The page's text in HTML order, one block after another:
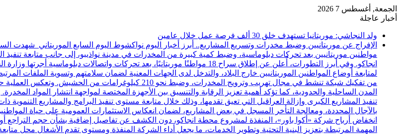
الجمعة, أغسطس 7 2026
أخبار عاجلة
ولد النجاشي: موريتانيا تستهدف خلق 30 ألف فرصة عمل خلال عامين
الإفراج عن موريتانيين وضبط مخدرات وتسريع المشاريع.. أبرز أخبار اليوم نواكشوط اليوم السابع الموريتاني شهدت
مواطنين موريتانيين بعد تحركات دبلوماسية، وضبط كمية كبيرة من المخدرات في مدينة نواذيبو، إلى جانب متابعة
انجاكو. وفي أبرز التطورات، أُعلن عن إطلاق سراح 18 مواطنًا موريتانيًا، بعد تحركات
لمتابعة أوضاع المواطنين الموريتانيين خارج البلاد، والتدخل لدى الجهات المعنية لضمان سلامتهم وتسوية الملفات
من تفكيك شبكة تنشط في مجال تهريب وترويج المخدرات، وضبط نحو
المدن الساحلية والحدودية، كما تؤكد أهمية تعزيز الرقابة والتنسيق بين الأجهزة المختصة لمواجهة انتشار المواد
تنفيذ المشاريع الكبرى وإزالة العراقيل التي تعيق تقدمها، وذلك خلال متابعة مستوى تنفيذ البرامج والمشاريع التنموية
بالآجال المحددة، ومعالجة التأخر المسجل في بعض المشاريع، لضمان انعكاس الاستثمارات العمومية على حياة
انخفاض أرباح شركة «أكوا باور»، المنفذة لمشروع محطة انجاكو، دون الكشف عن تفاصيل إضافية بشأن حجم التراجع
المهمة المرتبطة بتعزيز البنية التحتية وتطوير الخدمات، ما يجعل أداء الشركة المنفذة ومستوى تقدم الأشغال محل